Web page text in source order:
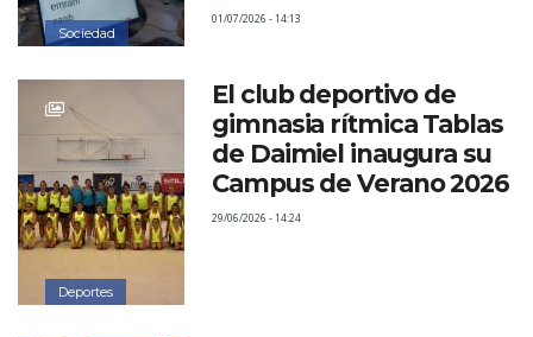
Sociedad
01/07/2026 - 14:13
Deportes
El club deportivo de
gimnasia rítmica Tablas
de Daimiel inaugura su
Campus de Verano 2026
29/06/2026 - 14:24